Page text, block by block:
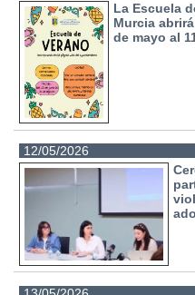
La Escuela
Murcia
de mayo al
12/05/2026